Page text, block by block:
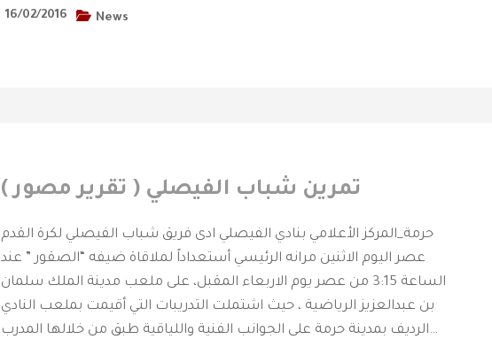
16/02/2016 News
تمرين شباب الفيصلي ( تقرير مصور )
حرمة_المركز الأعلامي بنادي الفيصلي ادى فريق شباب الفيصلي لكرة القدم
عصر اليوم الاثنين مرانه الرئيسي أستعداداً لملاقاة ضيفه “الصقور ” عند
الساعة 3:15 من عصر يوم الاربعاء المقبل، على ملعب مدينة الملك سلمان
بن عبدالعزيز الرياضية ، حيث اشتملت التدريبات التي أقيمت بملعب النادي
الرديف بمدينة حرمة على الجوانب الفنية واللياقية طبق من خلالها المدرب…